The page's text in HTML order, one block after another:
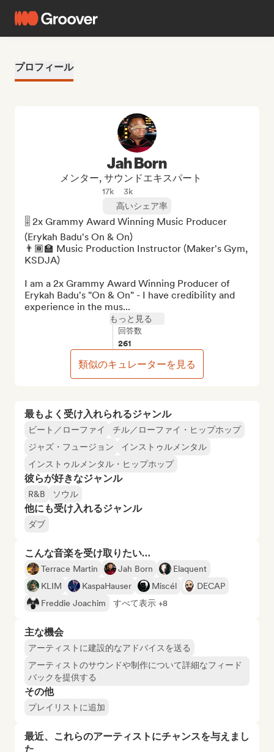
プロフィール
最もよく受け入れられるジャンル
ビート／ローファイ
チル／ローファイ・ヒップホップ
ジャズ・フュージョン
インストゥルメンタル
インストゥルメンタル・ヒップホップ
彼らが好きなジャンル
R&B ソウル
他にも受け入れるジャンル
ダブ
こんな音楽を受け取りたい…
Terrace Martin Jah Born
Elaquent
KLIM
KaspaHauser Miscél
DECAP
Freddie Joachim
すべて表示 +8
主な機会
アーティストに建設的なアドバイスを送る
アーティストのサウンドや制作について詳細なフィード
バックを提供する
その他
プレイリストに追加
最近、これらのアーティストにチャンスを与えまし
た
Jah Born
メンター, サウンドエキスパート
17k
3k
高いシェア率
🎚 2x Grammy Award Winning Music Producer
(Erykah Badu's On & On)
👨🏾‍🏫 Music Production Instructor (Maker's Gym,
KSDJA)
I am a 2x Grammy Award Winning Producer of
Erykah Badu's "On & On" - I have credibility and
experience in the mus...
もっと見る
回答数
261
類似のキュレーターを見る